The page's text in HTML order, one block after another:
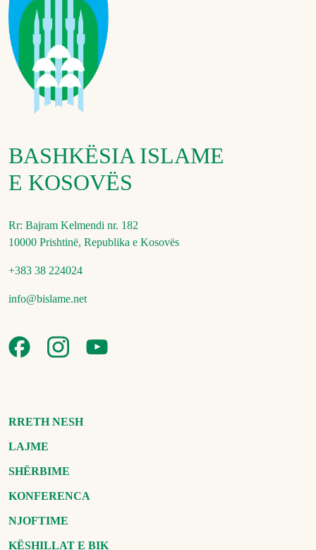
BASHKËSIA ISLAME
E KOSOVËS
Rr: Bajram Kelmendi nr. 182
10000 Prishtinë, Republika e Kosovës
+383 38 224024
info@bislame.net
RRETH NESH
LAJME
SHËRBIME
KONFERENCA
NJOFTIME
KËSHILLAT E BIK